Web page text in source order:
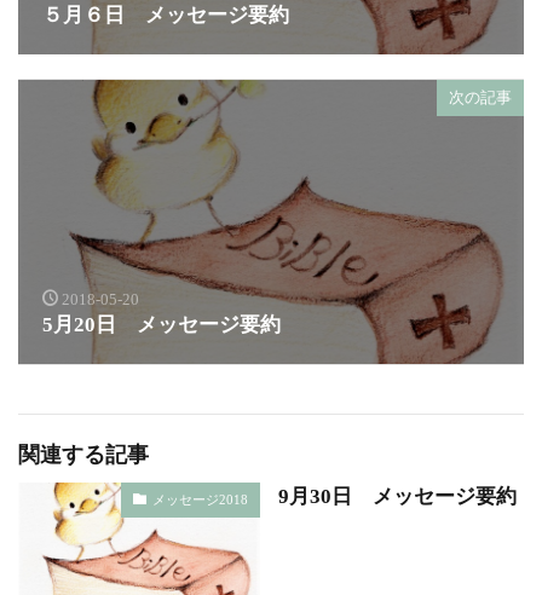
５月６日 メッセージ要約
次の記事
2018-05-20
5月20日 メッセージ要約
関連する記事
メッセージ2018 9月30日 メッセージ要約